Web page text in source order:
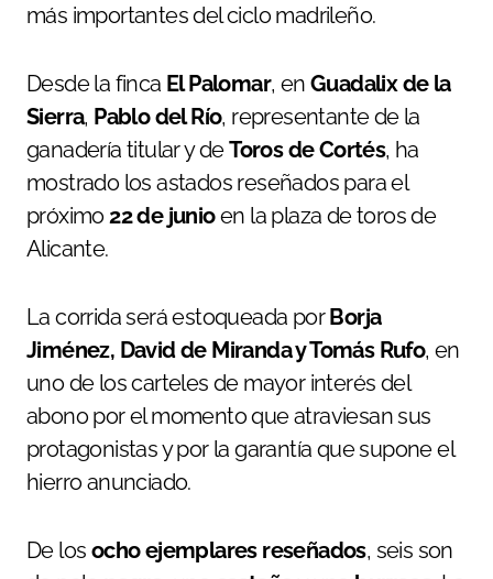
más importantes del ciclo madrileño.
Desde la finca El Palomar, en Guadalix de la
Sierra, Pablo del Río, representante de la
ganadería titular y deToros de Cortés, ha
mostrado los astados reseñados para el
próximo 22 de junioen la plaza de toros de
Alicante.
La corrida será estoqueada porBorja
Jiménez, David de Miranda y Tomás Rufo, en
uno de los carteles de mayor interés del
abono por el momento que atraviesan sus
protagonistas y por la garantía que supone el
hierro anunciado.
De los ocho ejemplares reseñados, seis son